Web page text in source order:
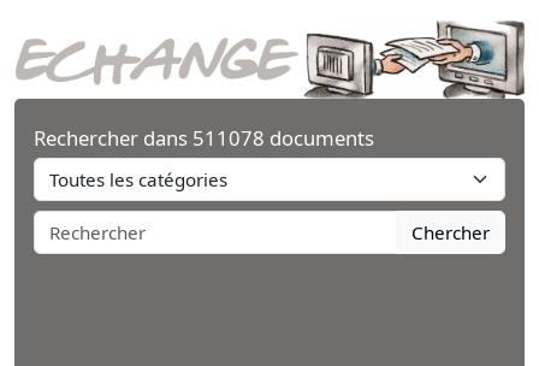
Rechercher dans 511078 documents
Chercher